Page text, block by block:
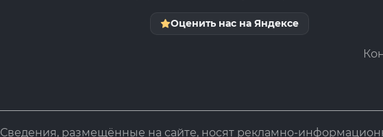
Оценить нас на Яндексе
Сведения, размещённые на сайте, носят рекламно-